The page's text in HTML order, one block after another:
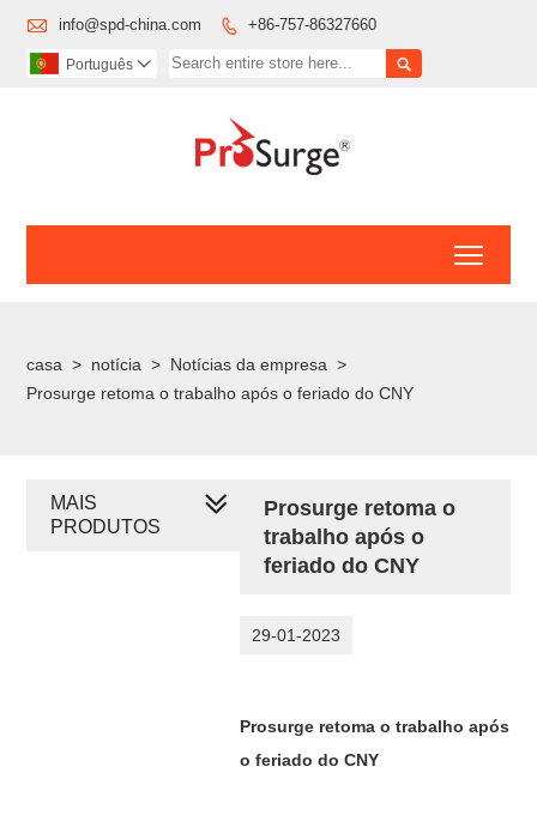
 info@spd-china.com  +86-757-86327660

Português 
casa > notícia > Notícias da empresa >
Prosurge retoma o trabalho após o feriado do CNY
Prosurge retoma o
trabalho após o
feriado do CNY
29-01-2023
Prosurge retoma o trabalho após
o feriado do CNY
MAIS
PRODUTOS